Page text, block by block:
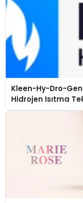
Kleen-Hy-Dro-Gen
Hidrojen Isıtma
Düzenleyici